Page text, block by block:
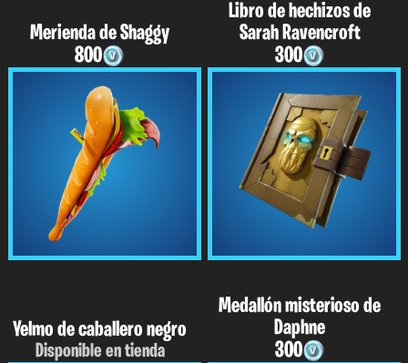
Merienda de Shaggy
800
Libro de hechizos de
Sarah Ravencroft
300
Yelmo de caballero negro
Disponible en tienda
Medallón misterioso de
Daphne
300